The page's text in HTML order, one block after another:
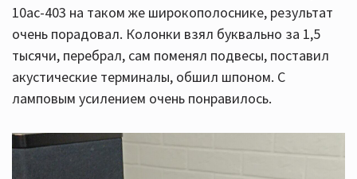
10ас-403 на таком же широкополоснике, результат
очень порадовал. Колонки взял буквально за 1,5
тысячи, перебрал, сам поменял подвесы, поставил
акустические терминалы, обшил шпоном. С
ламповым усилением очень понравилось.